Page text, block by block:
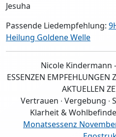
Jesuha
Passende Liedempfehlung:
Heilung Goldene Welle
Nicole Kindermann -
ESSENZEN EMPFEHLUNGEN
AKTUELLEN
Vertrauen ∙ Vergebung ∙
Klarheit &
Monatsessenz